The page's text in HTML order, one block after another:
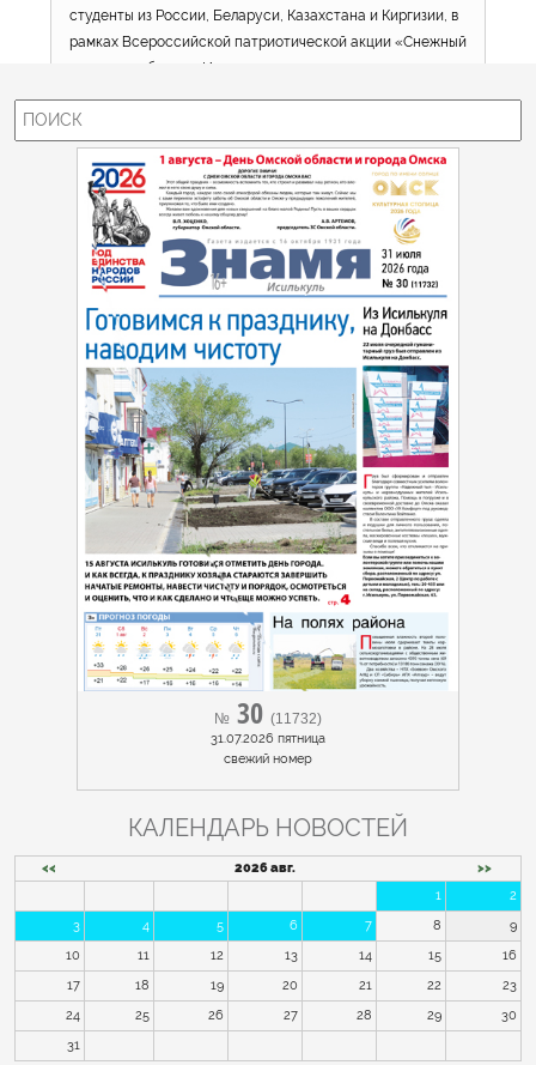
студенты из России, Беларуси, Казахстана и Киргизии, в
рамках Всероссийской патриотической акции «Снежный
десант» побывал в Исилькуле.
26 февраля 2026 г.
просмотров: 192
1 2 3 4 5 > 16
№ 30 (11732)
31.07.2026 пятница
cвежий номер
КАЛЕНДАРЬ НОВОСТЕЙ
<< 2026 авг.
>>
1
2
3
4 5 6 7 8
9
10
11 12 13 14 15
16
17
18 19 20 21 22
23
24
25 26 27 28 29
30
31